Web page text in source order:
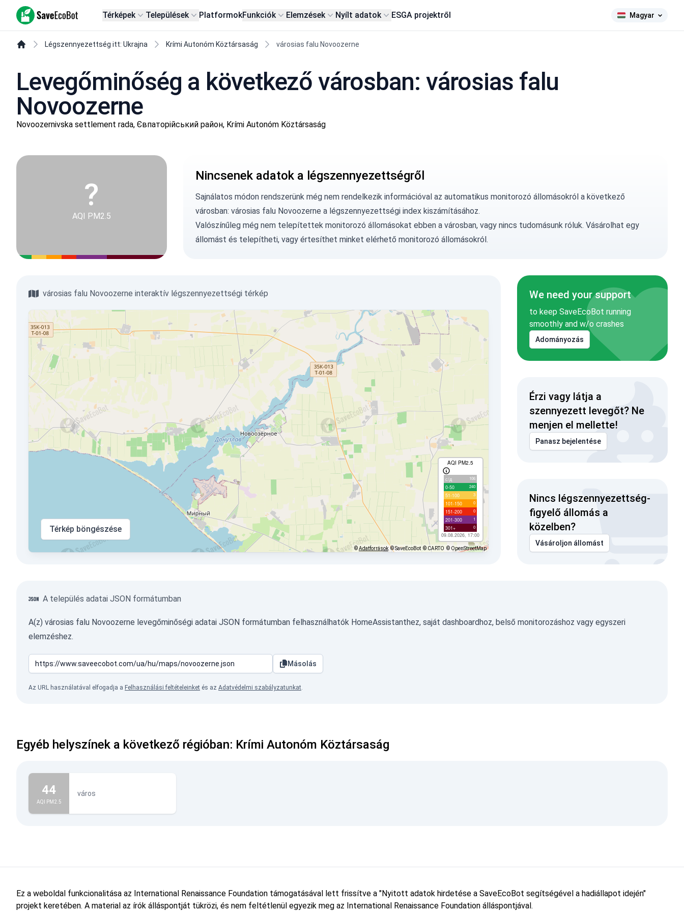
SaveEcoBot Térképek Települések PlatformokFunkciók Elemzések Nyílt adatok ESGA projektről Magyar
Légszennyezettség itt: Ukrajna Krími Autonóm Köztársaság városias falu Novoozerne
Levegőminőség a következő városban: városias falu
Novoozerne
Novoozernivska settlement rada, Євпаторійський район, Krími Autonóm Köztársaság
?
AQI PM2.5
Nincsenek adatok a légszennyezettségről
Sajnálatos módon rendszerünk még nem rendelkezik információval az automatikus monitorozó állomásokról a következő
városban: városias falu Novoozerne a légszennyezettségi index kiszámításához.
Valószínűleg még nem telepítettek monitorozó állomásokat ebben a városban, vagy nincs tudomásunk róluk. Vásárolhat egy
állomást és telepítheti, vagy értesíthet minket elérhető monitorozó állomásokról.
városias falu Novoozerne interaktív légszennyezettségi térkép
AQI PM2.5
с/д 106
0-50 240
51-100 3
101-150 0
151-200 0
201-300 1
301+ 0
09.08.2026, 17:00
Térkép böngészése
©Adatforrások © SaveEcoBot © CARTO © OpenStreetMap
We need your support
to keep SaveEcoBot running
smoothly and w/o crashes
Adományozás
Érzi vagy látja a
szennyezett levegőt? Ne
menjen el mellette!
Panasz bejelentése
Nincs légszennyezettség-
figyelő állomás a
közelben?
Vásároljon állomást
A település adatai JSON formátumban
A(z) városias falu Novoozerne levegőminőségi adatai JSON formátumban felhasználhatók HomeAssistanthez, saját dashboardhoz, belső monitorozáshoz vagy egyszeri
elemzéshez.
Másolás
Az URL használatával elfogadja a Felhasználási feltételeinket és az Adatvédelmi szabályzatunkat.
Egyéb helyszínek a következő régióban: Krími Autonóm Köztársaság
44
AQI PM2.5
város
Ez a weboldal funkcionalitása az International Renaissance Foundation támogatásával lett frissítve a "Nyitott adatok hirdetése a SaveEcoBot segítségével a hadiállapot idején"
projekt keretében. A material az írók álláspontját tükrözi, és nem feltétlenül egyezik meg az International Renaissance Foundation álláspontjával.